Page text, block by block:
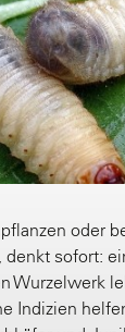
oder
sofort:
Wurzelwerk
Indizien